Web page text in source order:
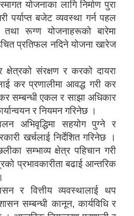
योजनाका लागि निर्माण पुरा
पर्याप्त बजेट व्यवस्था गर्न पहल
रूग्ण योजनाहरूको बारेमा
प्रतिफल नदिने योजना खारेज
संरक्षण र करको दायरा
कर प्रणालीमा आवद्ध गरी कर
सम्बन्धी एकल र साझा अधिकार
र नियमन गरिनेछ ।
अभिवृद्धिमा सहयोग पुग्ने र
खर्चलाई निर्देशित गरिनेछ ।
सम्भाव्य क्षेत्र पहिचान गरी
प्रभावकारीता बढाई आन्तरिक
र वित्तीय व्यवस्थालाई थप
सम्बन्धी कानून, कार्यविधि र